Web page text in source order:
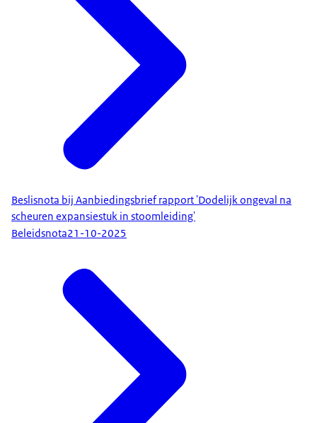
Beslisnota bij Aanbiedingsbrief rapport 'Dodelijk ongeval na
scheuren expansiestuk in stoomleiding'
Beleidsnota21-10-2025